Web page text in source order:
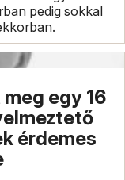
pedig sokkal
egy 16
érdemes